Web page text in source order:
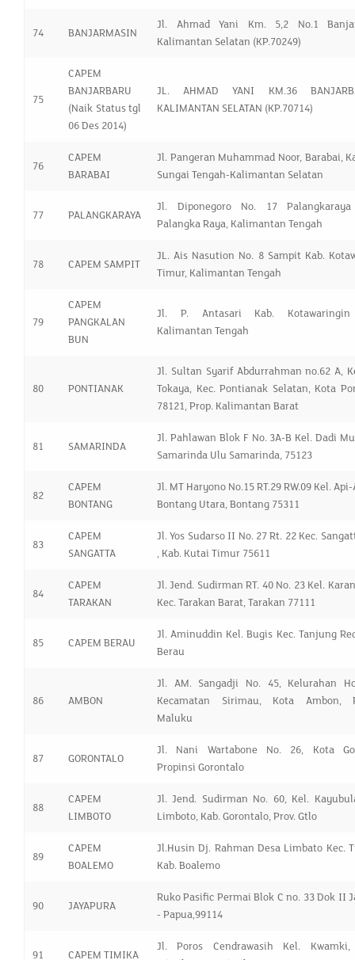
74 BANJARMASIN
Jl. Ahmad Yani Km. 5,2 No.1
Kalimantan Selatan (KP.70249)
75
CAPEM
BANJARBARU
(Naik Status tgl
06 Des 2014)
JL. AHMAD YANI KM.36
KALIMANTAN SELATAN (KP.70714)
76
CAPEM
BARABAI
Jl. Pangeran Muhammad Noor, Barabai,
Sungai Tengah-Kalimantan Selatan
77 PALANGKARAYA
Jl. Diponegoro No. 17 Palangkaraya
Palangka Raya, Kalimantan Tengah
78 CAPEM SAMPIT
JL. Ais Nasution No. 8 Sampit Kab.
Timur, Kalimantan Tengah
79
CAPEM
PANGKALAN
BUN
Jl. P. Antasari Kab. Kotawaringin
Kalimantan Tengah
80 PONTIANAK
Jl. Sultan Syarif Abdurrahman no.62 A,
Tokaya, Kec. Pontianak Selatan, Kota
78121, Prop. Kalimantan Barat
81 SAMARINDA
Jl. Pahlawan Blok F No. 3A-B Kel. Dadi
Samarinda Ulu Samarinda, 75123
82
CAPEM
BONTANG
Jl. MT Haryono No.15 RT.29 RW.09 Kel.
Bontang Utara, Bontang 75311
83
CAPEM
SANGATTA
Jl. Yos Sudarso II No. 27 Rt. 22 Kec.
, Kab. Kutai Timur 75611
84
CAPEM
TARAKAN
Jl. Jend. Sudirman RT. 40 No. 23 Kel.
Kec. Tarakan Barat, Tarakan 77111
85 CAPEM BERAU
Jl. Aminuddin Kel. Bugis Kec. Tanjung
Berau
86 AMBON
Jl. AM. Sangadji No. 45, Kelurahan
Kecamatan Sirimau, Kota Ambon,
Maluku
87 GORONTALO
Jl. Nani Wartabone No. 26, Kota
Propinsi Gorontalo
88
CAPEM
LIMBOTO
Jl. Jend. Sudirman No. 60, Kel.
Limboto, Kab. Gorontalo, Prov. Gtlo
89
CAPEM
BOALEMO
Jl.Husin Dj. Rahman Desa Limbato Kec.
Kab. Boalemo
90 JAYAPURA
Ruko Pasific Permai Blok C no. 33 Dok II
- Papua,99114
91 CAPEM TIMIKA
Jl. Poros Cendrawasih Kel.